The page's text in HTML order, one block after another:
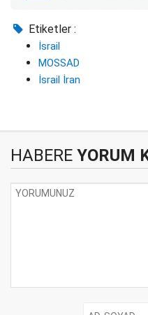
Etiketler :
İsrail
MOSSAD
İsrail İran
HABERE YORUM